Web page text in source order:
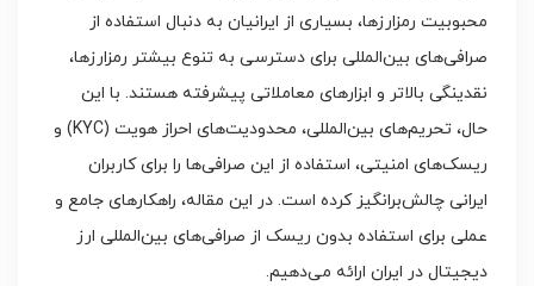
محبوبیت رمزارزها، بسیاری از ایرانیان به دنبال استفاده از
صرافی‌های بین‌المللی برای دسترسی به تنوع بیشتر رمزارزها،
نقدینگی بالاتر و ابزارهای معاملاتی پیشرفته هستند. با این
حال، تحریم‌های بین‌المللی، محدودیت‌های احراز هویت (KYC) و
ریسک‌های امنیتی، استفاده از این صرافی‌ها را برای کاربران
ایرانی چالش‌برانگیز کرده است. در این مقاله، راهکارهای جامع و
عملی برای استفاده بدون ریسک از صرافی‌های بین‌المللی ارز
دیجیتال در ایران ارائه می‌دهیم.